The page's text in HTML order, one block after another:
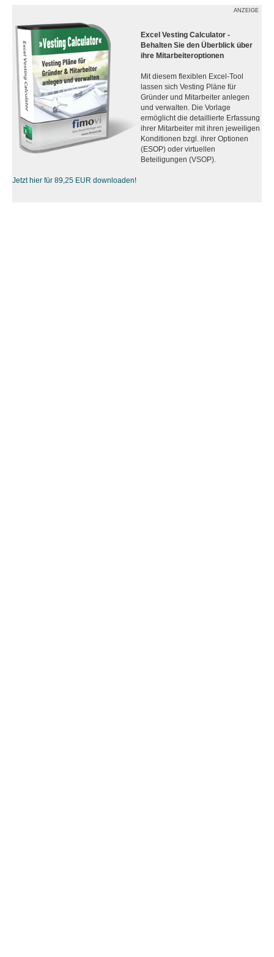
ANZEIGE
Excel Vesting Calculator -
Behalten Sie den Überblick über
ihre Mitarbeiteroptionen
Mit diesem flexiblen Excel-Tool
lassen sich Vesting Pläne für
Gründer und Mitarbeiter anlegen
und verwalten. Die Vorlage
ermöglicht die detaillierte Erfassung
ihrer Mitarbeiter mit ihren jeweiligen
Konditionen bzgl. ihrer Optionen
(ESOP) oder virtuellen
Beteiligungen (VSOP).
Jetzt hier für 89,25 EUR downloaden!